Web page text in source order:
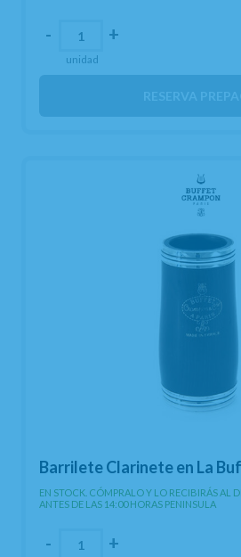
- +
unidad
RESERVA
Barrilete Clarinete en La
EN STOCK. CÓMPRALO Y LO RECIBIRÁS AL
ANTES DE LAS 14:00 HORAS PENINSULA
- +